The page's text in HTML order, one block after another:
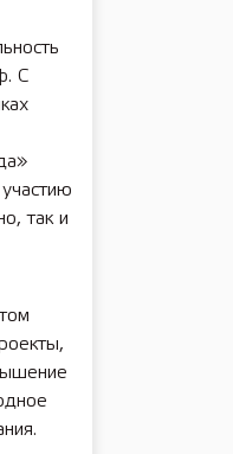
С
так и